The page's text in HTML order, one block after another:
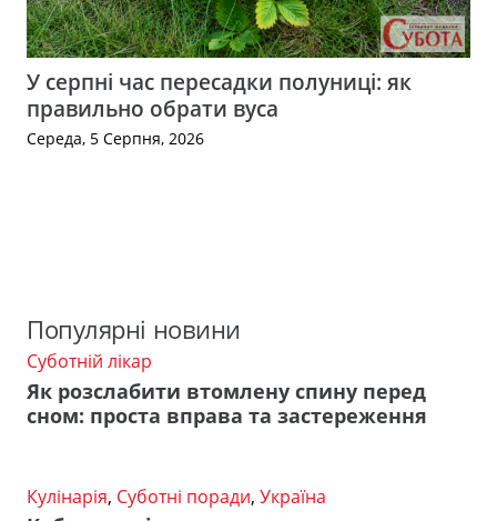
У серпні час пересадки полуниці: як
правильно обрати вуса
Середа, 5 Серпня, 2026
Популярні новини
Суботній лікар
Як розслабити втомлену спину перед
сном: проста вправа та застереження
Кулінарія, Суботні поради, Україна